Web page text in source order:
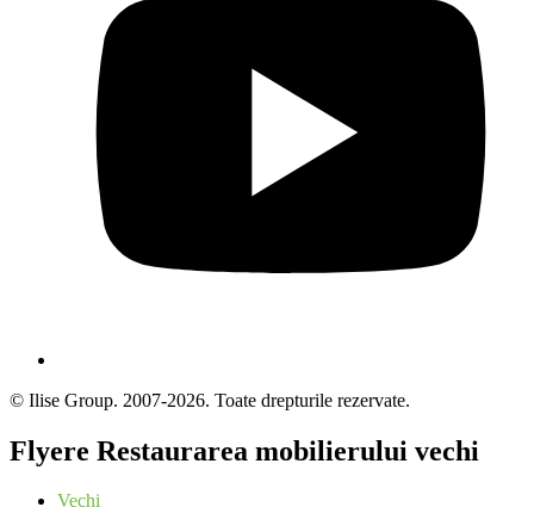
© Ilise Group. 2007-2026. Toate drepturile rezervate.
Flyere Restaurarea mobilierului vechi
Vechi